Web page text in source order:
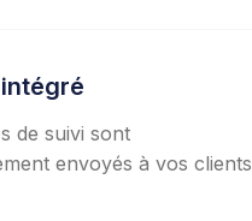
de suivi sont
envoyés à vos clients